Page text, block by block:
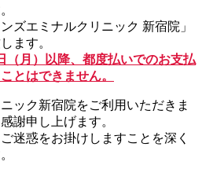
ズエミナルクリニック 新宿院」
ます。
（月）以降、都度払いでのお支払
とはできません。
ック新宿院をご利用いただきま
謝申し上げます。
迷惑をお掛けしますことを深く